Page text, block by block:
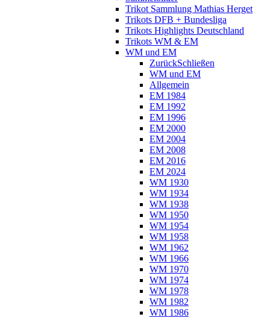
Trikot Sammlung Mathias Herget
Trikots DFB + Bundesliga
Trikots Highlights Deutschland
Trikots WM & EM
WM und EM
ZurückSchließen
WM und EM
Allgemein
EM 1984
EM 1992
EM 1996
EM 2000
EM 2004
EM 2008
EM 2016
EM 2024
WM 1930
WM 1934
WM 1938
WM 1950
WM 1954
WM 1958
WM 1962
WM 1966
WM 1970
WM 1974
WM 1978
WM 1982
WM 1986